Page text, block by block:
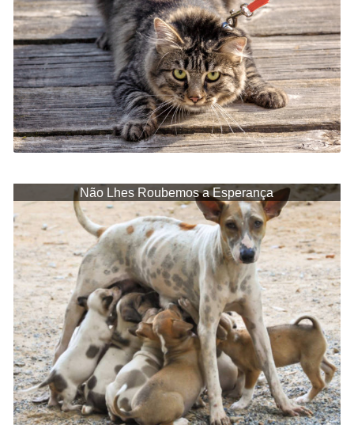
Não Lhes Roubemos a Esperança